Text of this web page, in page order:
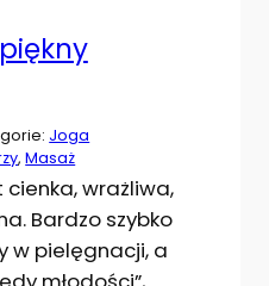
Joga
, Masaż
wrażliwa,
Bardzo szybko
w pielęgnacji, a